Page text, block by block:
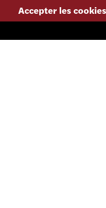
Accepter les cookies